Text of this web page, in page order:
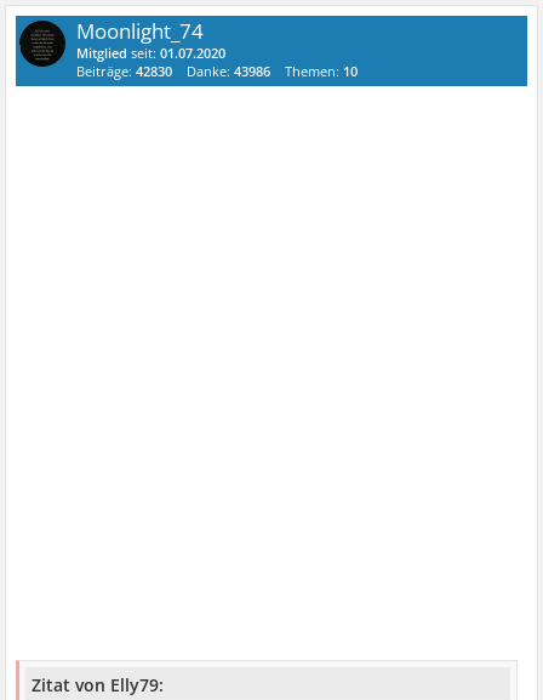
Moonlight_74
Mitglied seit:01.07.2020
Beiträge:42830 Danke:43986 Themen: 10
Zitat von Elly79: